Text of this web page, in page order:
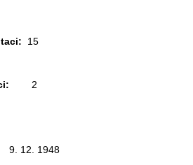
15
2
12. 1948